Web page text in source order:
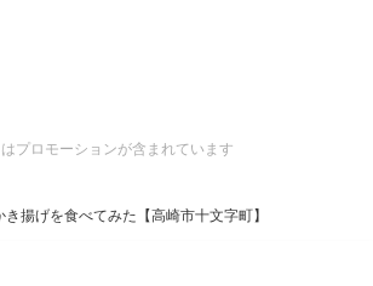
プロモーションが含まれています
揚げを食べてみた【高崎市十文字町】